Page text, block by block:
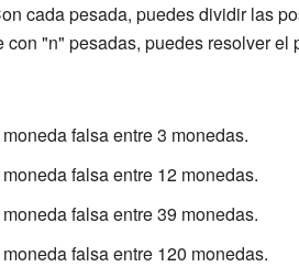
cada pesada, puedes dividir las
"n" pesadas, puedes resolver
falsa entre 3 monedas.
falsa entre 12 monedas.
falsa entre 39 monedas.
falsa entre 120 monedas.